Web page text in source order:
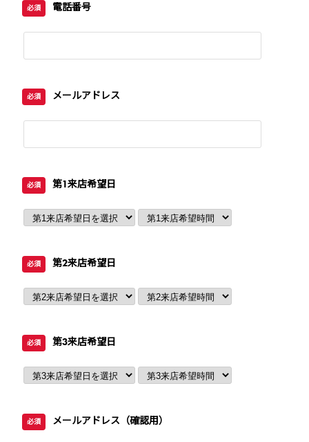
必須 電話番号
必須 メールアドレス
必須 第1来店希望日
必須 第2来店希望日
必須 第3来店希望日
必須 メールアドレス（確認用）